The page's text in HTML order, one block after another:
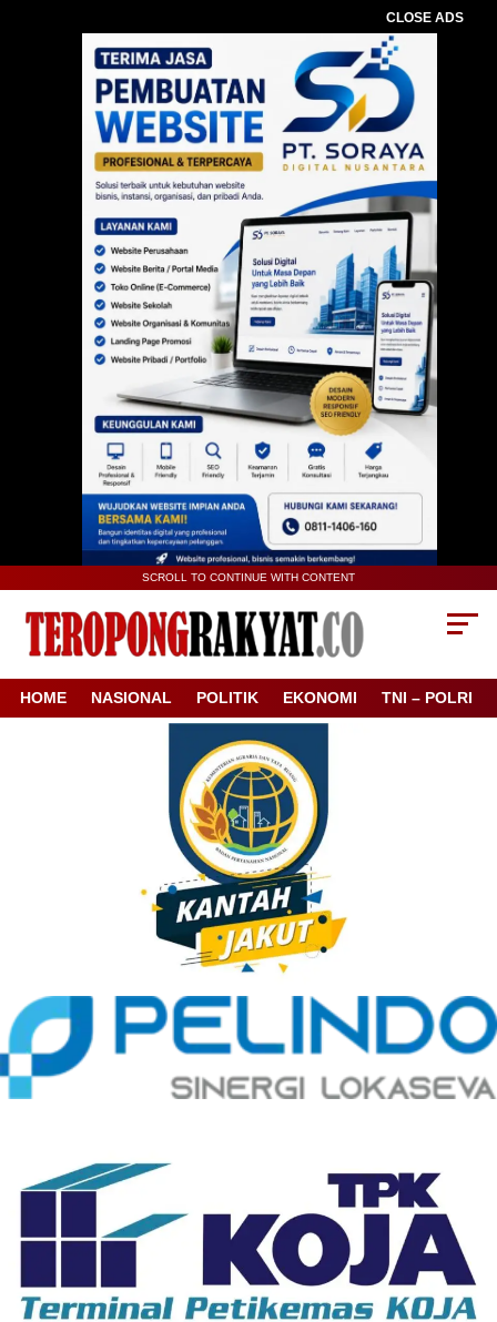
CLOSE ADS
SCROLL TO CONTINUE WITH CONTENT
HOME NASIONAL POLITIK EKONOMI TNI – POLRI